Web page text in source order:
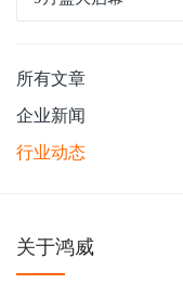
所有文章
企业新闻
行业动态
关于鸿威